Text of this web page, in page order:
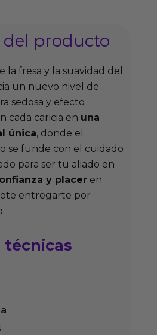
del producto
fresa y la suavidad del
un nuevo nivel de
sedosa y efecto
cada caricia en una
única, donde el
se funde con el cuidado
para ser tu aliado en
y placer en
entregarte por
técnicas